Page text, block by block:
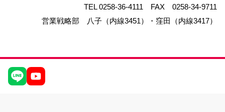
TEL 0258-36-4111 FAX 0258-34-9711
営業戦略部 八子（内線3451）・窪田（内線3417）